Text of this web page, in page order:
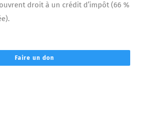
droit à un crédit d’impôt (66 %
Faire un don